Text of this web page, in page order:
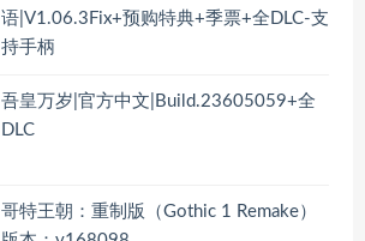
语|V1.06.3Fix+预购特典+季票+全DLC-支
持手柄
吾皇万岁|官方中文|Build.23605059+全
DLC
哥特王朝：重制版（Gothic 1 Remake）